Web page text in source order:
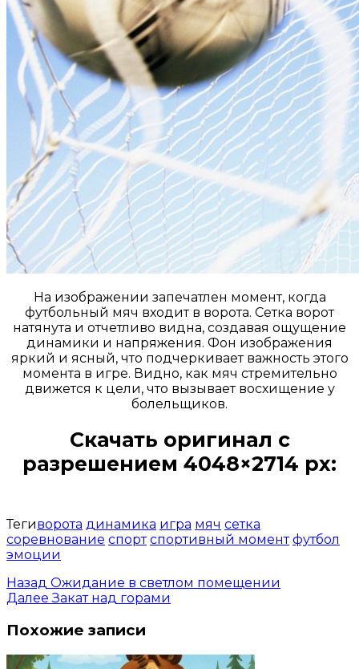
На изображении запечатлен момент, когда
футбольный мяч входит в ворота. Сетка ворот
натянута и отчетливо видна, создавая ощущение
динамики и напряжения. Фон изображения
яркий и ясный, что подчеркивает важность этого
момента в игре. Видно, как мяч стремительно
движется к цели, что вызывает восхищение у
болельщиков.
Скачать оригинал с
разрешением 4048×2714 px:
Тегиворота динамика игра мяч сетка
соревнование спорт спортивный момент футбол
эмоции
Назад Ожидание в светлом помещении
Далее Закат над горами
Похожие записи